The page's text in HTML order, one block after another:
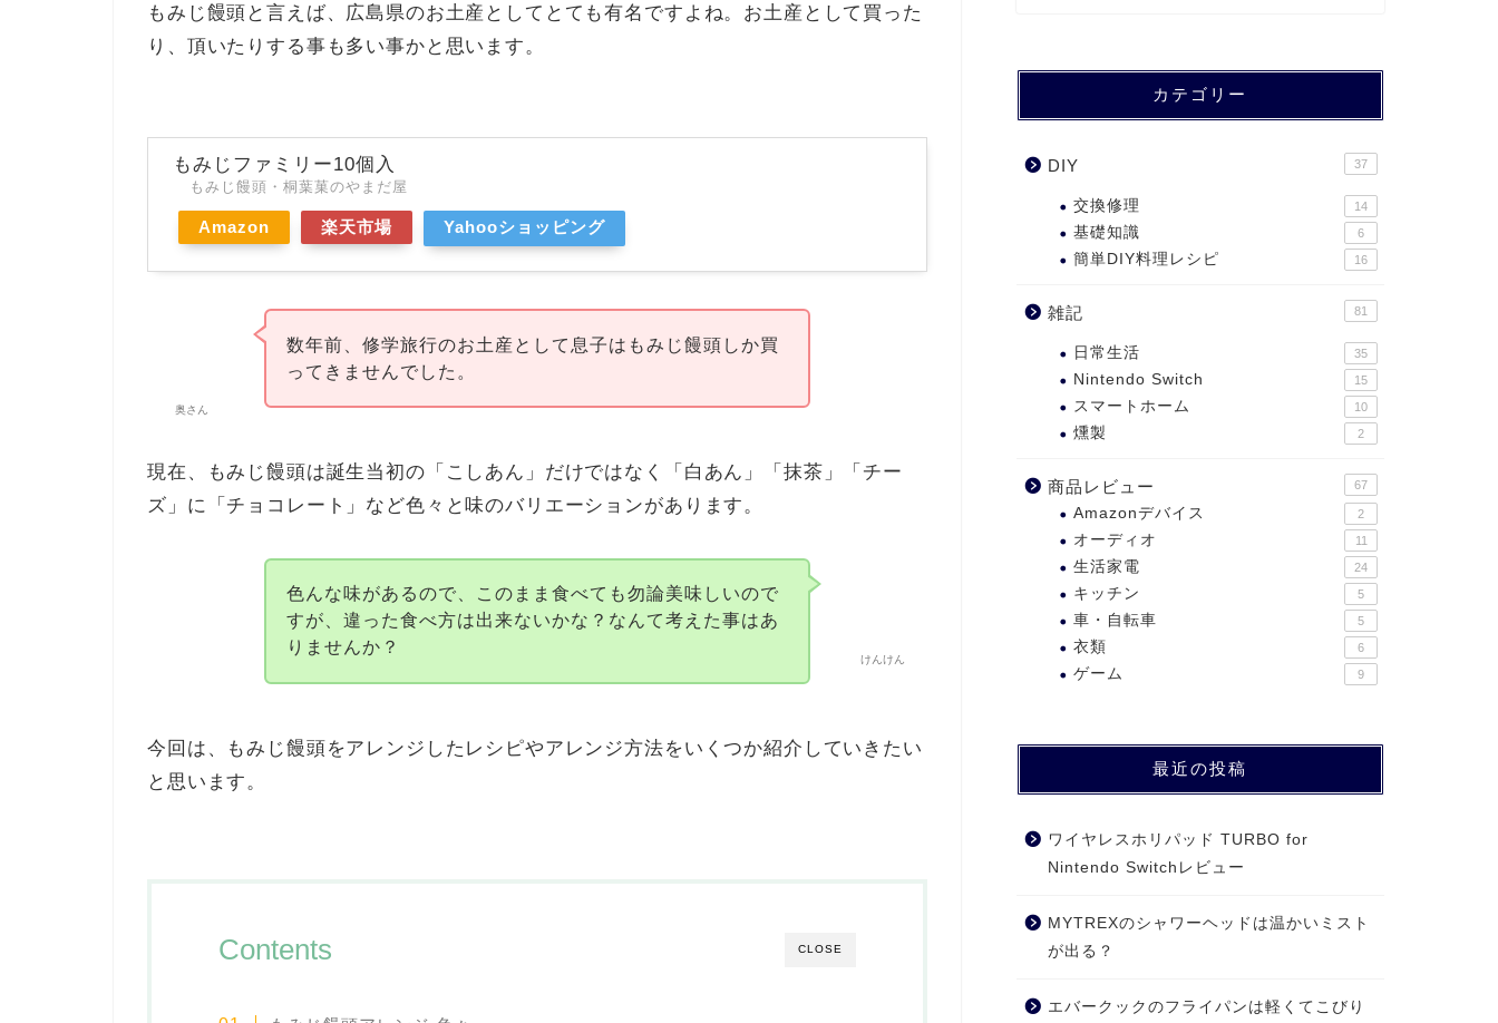
もみじ饅頭と言えば、広島県のお土産としてとても有名ですよね。お土産として買った
り、頂いたりする事も多い事かと思います。
もみじファミリー10個入
もみじ饅頭・桐葉菓のやまだ屋
Amazon 楽天市場 Yahooショッピング
奥さん
数年前、修学旅行のお土産として息子はもみじ饅頭しか買
ってきませんでした。
現在、もみじ饅頭は誕生当初の「こしあん」だけではなく「白あん」「抹茶」「チー
ズ」に「チョコレート」など色々と味のバリエーションがあります。
けんけん
色んな味があるので、このまま食べても勿論美味しいので
すが、違った食べ方は出来ないかな？なんて考えた事はあ
りませんか？
今回は、もみじ饅頭をアレンジしたレシピやアレンジ方法をいくつか紹介していきたい
と思います。
CLOSE
Contents
カテゴリー
DIY 37
交換修理 14
基礎知識 6
簡単DIY料理レシピ 16
雑記 81
日常生活 35
Nintendo Switch 15
スマートホーム 10
燻製 2
商品レビュー 67
Amazonデバイス 2
オーディオ 11
生活家電 24
キッチン 5
車・自転車 5
衣類 6
ゲーム 9
最近の投稿
ワイヤレスホリパッド TURBO for
Nintendo Switchレビュー
MYTREXのシャワーヘッドは温かいミスト
が出る？
エバークックのフライパンは軽くてこびり